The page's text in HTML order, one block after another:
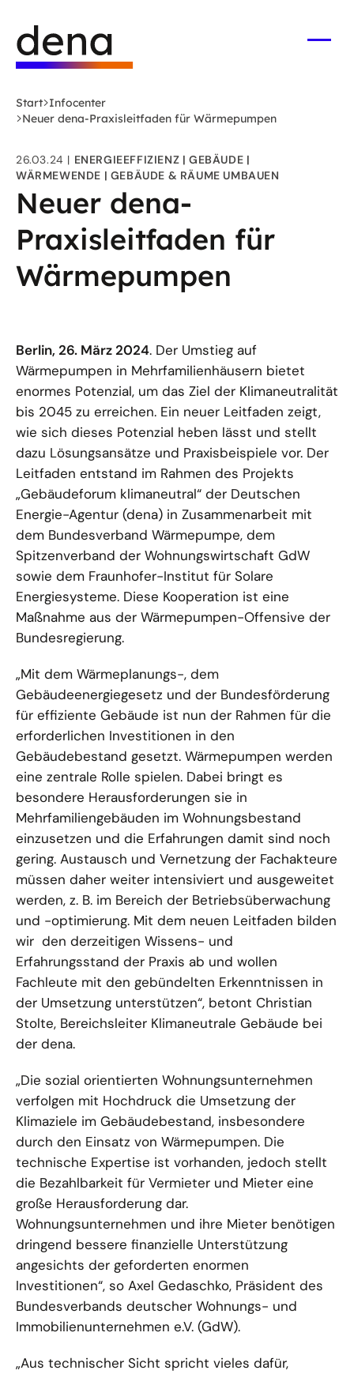
Hauptinhalt
springen
Deutsche
Energie-
Agentur
-
Startseite
Start Infocenter
Neuer dena-Praxisleitfaden für Wärmepumpen
26.03.24 ENERGIEEFFIZIENZ
GEBÄUDE
WÄRMEWENDE
GEBÄUDE & RÄUME UMBAUEN
Neuer dena-
Praxisleitfaden für
Wärmepumpen
Berlin, 26. März 2024. Der Umstieg auf
Wärmepumpen in Mehrfamilienhäusern bietet
enormes Potenzial, um das Ziel der Klimaneutralität
bis 2045 zu erreichen. Ein neuer Leitfaden zeigt,
wie sich dieses Potenzial heben lässt und stellt
dazu Lösungsansätze und Praxisbeispiele vor. Der
Leitfaden entstand im Rahmen des Projekts
„Gebäudeforum klimaneutral“ der Deutschen
Energie-Agentur (dena) in Zusammenarbeit mit
dem Bundesverband Wärmepumpe, dem
Spitzenverband der Wohnungswirtschaft GdW
sowie dem Fraunhofer-Institut für Solare
Energiesysteme. Diese Kooperation ist eine
Maßnahme aus der Wärmepumpen-Offensive der
Bundesregierung.
„Mit dem Wärmeplanungs-, dem
Gebäudeenergiegesetz und der Bundesförderung
für effiziente Gebäude ist nun der Rahmen für die
erforderlichen Investitionen in den
Gebäudebestand gesetzt. Wärmepumpen werden
eine zentrale Rolle spielen. Dabei bringt es
besondere Herausforderungen sie in
Mehrfamiliengebäuden im Wohnungsbestand
einzusetzen und die Erfahrungen damit sind noch
gering. Austausch und Vernetzung der Fachakteure
müssen daher weiter intensiviert und ausgeweitet
werden, z. B. im Bereich der Betriebsüberwachung
und -optimierung. Mit dem neuen Leitfaden bilden
wir den derzeitigen Wissens- und
Erfahrungsstand der Praxis ab und wollen
Fachleute mit den gebündelten Erkenntnissen in
der Umsetzung unterstützen“, betont Christian
Stolte, Bereichsleiter Klimaneutrale Gebäude bei
der dena.
„Die sozial orientierten Wohnungsunternehmen
verfolgen mit Hochdruck die Umsetzung der
Klimaziele im Gebäudebestand, insbesondere
durch den Einsatz von Wärmepumpen. Die
technische Expertise ist vorhanden, jedoch stellt
die Bezahlbarkeit für Vermieter und Mieter eine
große Herausforderung dar.
Wohnungsunternehmen und ihre Mieter benötigen
dringend bessere finanzielle Unterstützung
angesichts der geforderten enormen
Investitionen“, so Axel Gedaschko, Präsident des
Bundesverbands deutscher Wohnungs- und
Immobilienunternehmen e.V. (GdW).
„Aus technischer Sicht spricht vieles dafür,